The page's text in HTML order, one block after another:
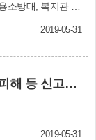
소방대, 복지관 직
장면’을 대접했
서포터즈) 어
2019-05-31
부마민주항쟁 진상규명을 위한 사실, 피해 등 신고를 받습니다
2019-05-31